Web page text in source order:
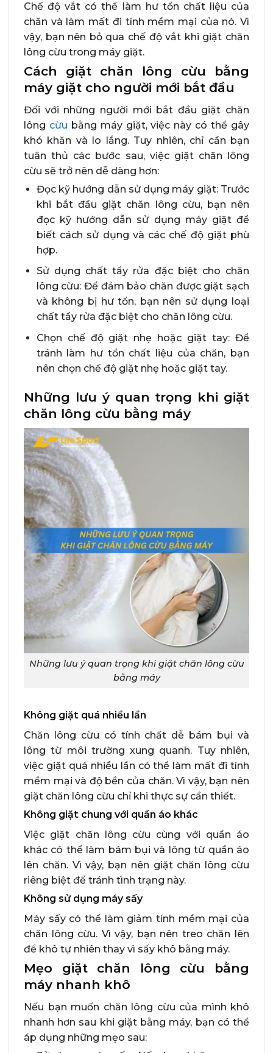
Chế độ vắt có thể làm hư tổn chất liệu của
chăn và làm mất đi tính mềm mại của nó. Vì
vậy, bạn nên bỏ qua chế độ vắt khi giặt chăn
lông cừu trong máy giặt.
Cách giặt chăn lông cừu bằng
máy giặt cho người mới bắt đầu
Đối với những người mới bắt đầu giặt chăn
lông cừu bằng máy giặt, việc này có thể gây
khó khăn và lo lắng. Tuy nhiên, chỉ cần bạn
tuân thủ các bước sau, việc giặt chăn lông
cừu sẽ trở nên dễ dàng hơn:
Đọc kỹ hướng dẫn sử dụng máy giặt: Trước
khi bắt đầu giặt chăn lông cừu, bạn nên
đọc kỹ hướng dẫn sử dụng máy giặt để
biết cách sử dụng và các chế độ giặt phù
hợp.
Sử dụng chất tẩy rửa đặc biệt cho chăn
lông cừu: Để đảm bảo chăn được giặt sạch
và không bị hư tổn, bạn nên sử dụng loại
chất tẩy rửa đặc biệt cho chăn lông cừu.
Chọn chế độ giặt nhẹ hoặc giặt tay: Để
tránh làm hư tổn chất liệu của chăn, bạn
nên chọn chế độ giặt nhẹ hoặc giặt tay.
Những lưu ý quan trọng khi giặt
chăn lông cừu bằng máy
Những lưu ý quan trọng khi giặt chăn lông cừu
bằng máy
Không giặt quá nhiều lần
Chăn lông cừu có tính chất dễ bám bụi và
lông từ môi trường xung quanh. Tuy nhiên,
việc giặt quá nhiều lần có thể làm mất đi tính
mềm mại và độ bền của chăn. Vì vậy, bạn nên
giặt chăn lông cừu chỉ khi thực sự cần thiết.
Không giặt chung với quần áo khác
Việc giặt chăn lông cừu cùng với quần áo
khác có thể làm bám bụi và lông từ quần áo
lên chăn. Vì vậy, bạn nên giặt chăn lông cừu
riêng biệt để tránh tình trạng này.
Không sử dụng máy sấy
Máy sấy có thể làm giảm tính mềm mại của
chăn lông cừu. Vì vậy, bạn nên treo chăn lên
để khô tự nhiên thay vì sấy khô bằng máy.
Mẹo giặt chăn lông cừu bằng
máy nhanh khô
Nếu bạn muốn chăn lông cừu của mình khô
nhanh hơn sau khi giặt bằng máy, bạn có thể
áp dụng những mẹo sau: